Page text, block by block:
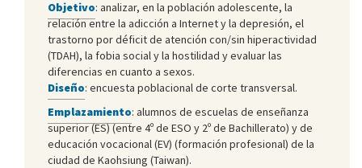
Objetivo: analizar, en la población adolescente, la
relación entre la adicción a Internet y la depresión, el
trastorno por déficit de atención con/sin hiperactividad
(TDAH), la fobia social y la hostilidad y evaluar las
diferencias en cuanto a sexos.
Diseño: encuesta poblacional de corte transversal.
Emplazamiento: alumnos de escuelas de enseñanza
superior (ES) (entre 4º de ESO y 2º de Bachillerato) y de
educación vocacional (EV) (formación profesional) de la
ciudad de Kaohsiung (Taiwan).